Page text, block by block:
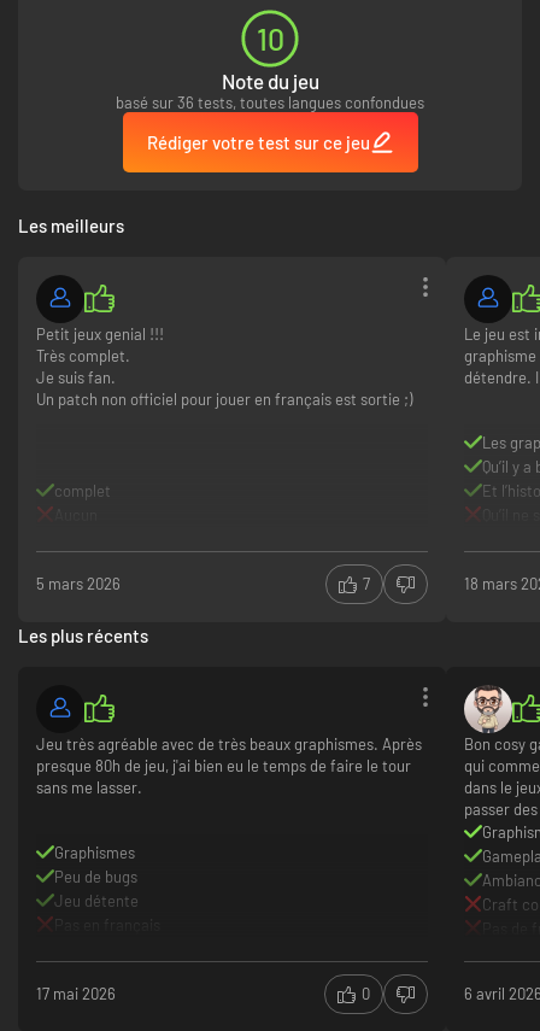
10
Note du jeu
basé sur 36 tests, toutes langues confondues
Rédiger votre test sur ce jeu
Les meilleurs
Petit jeux genial !!!
Très complet.
Je suis fan.
Un patch non officiel pour jouer en français est sortie ;)
complet
5 mars 2026 7
Le jeu est
détendre.
Les
Qu’il y
Et
18 mars
Les plus récents
Jeu très agréable avec de très beaux graphismes. Après
presque 80h de jeu, j'ai bien eu le temps de faire le tour
sans me lasser.
Graphismes
Peu de bugs
Jeu détente
17 mai 2026 0
Bon cosy
qui
dans le
passer
Craft
6 avril